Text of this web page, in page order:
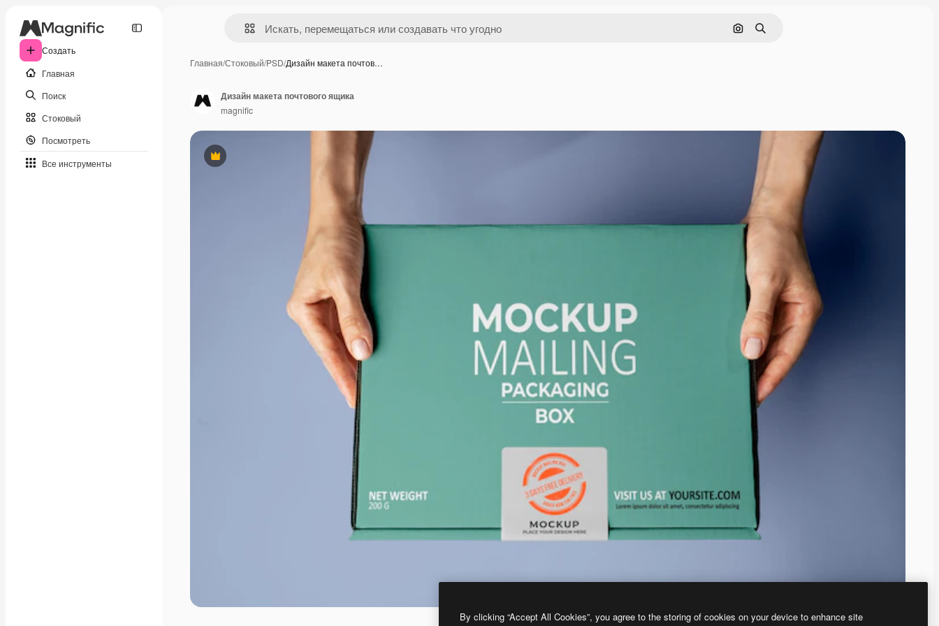
Создать
Главная
Поиск
Стоковый
Посмотреть
Все инструменты
Поиск по изображению
Поиск
Главная/Стоковый/PSD/Дизайн макета почтов…
Премиум
Дизайн макета почтового ящика
magnific
By clicking “Accept All Cookies”, you agree to the storing of cookies on your device to enhance site